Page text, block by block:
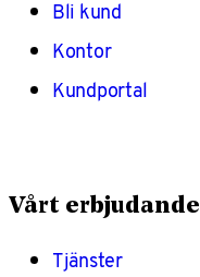
Bli kund
Kontor
Kundportal
Vårt erbjudande
Tjänster